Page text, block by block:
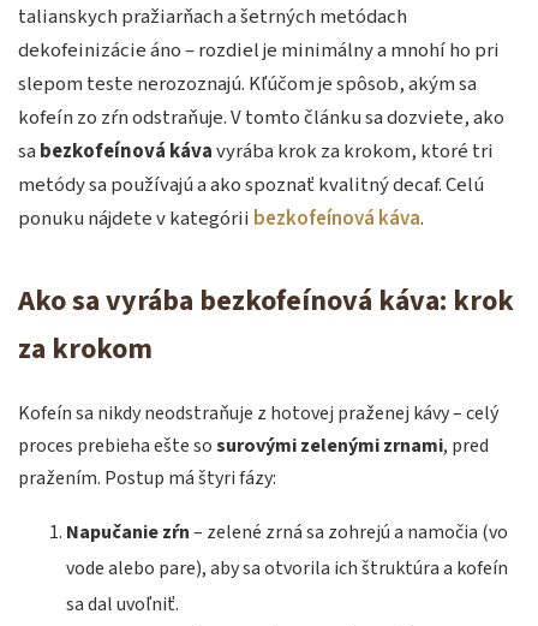
talianskych pražiarňach a šetrných metódach
dekofeinizácie áno – rozdiel je minimálny a mnohí ho pri
slepom teste nerozoznajú. Kľúčom je spôsob, akým sa
kofeín zo zŕn odstraňuje. V tomto článku sa dozviete, ako
sa bezkofeínová kávavyrába krok za krokom, ktoré tri
metódy sa používajú a ako spoznať kvalitný decaf. Celú
ponuku nájdete v kategórii bezkofeínová káva.
Ako sa vyrába bezkofeínová káva: krok
za krokom
Kofeín sa nikdy neodstraňuje z hotovej praženej kávy – celý
proces prebieha ešte sosurovými zelenými zrnami, pred
pražením. Postup má štyri fázy:
Napučanie zŕn– zelené zrná sa zohrejú a namočia (vo
vode alebo pare), aby sa otvorila ich štruktúra a kofeín
sa dal uvoľniť.